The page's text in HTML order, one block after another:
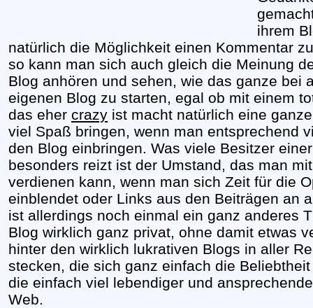
ihrem
natürlich die Möglichkeit einen Kommentar
so kann man sich auch gleich die Meinung
Blog anhören und sehen, wie das ganze bei
eigenen Blog zu starten, egal ob mit einem
das eher crazy ist macht natürlich eine
viel Spaß bringen, wenn man entsprechend
den Blog einbringen. Was viele Besitzer
besonders reizt ist der Umstand, das man
verdienen kann, wenn man sich Zeit für die
einblendet oder Links aus den Beiträgen an
ist allerdings noch einmal ein ganz anderes
Blog wirklich ganz privat, ohne damit etwas
hinter den wirklich lukrativen Blogs in aller
stecken, die sich ganz einfach die
die einfach viel lebendiger und
Web.